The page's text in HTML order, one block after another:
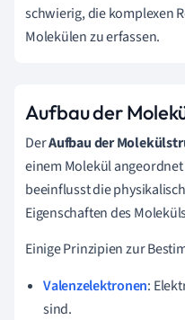
schwierig, die komplexen
Molekülen zu erfassen.
Aufbau der
DerAufbau der
einem Molekül
beeinflusst die
Eigenschaften des
Einige Prinzipien zur
Valenzelektronen:
sind.